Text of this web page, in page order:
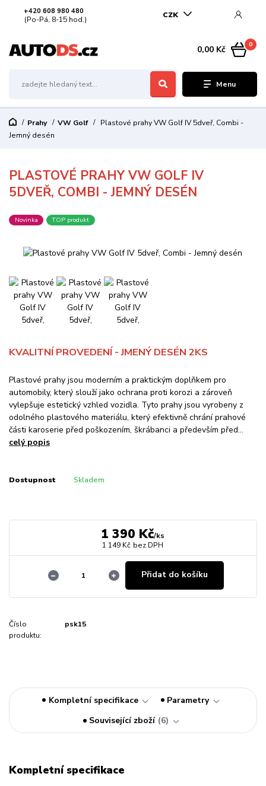
Menu
CZK
+420 608 980 480
(Po-Pá, 8-15 hod.)
0
0,00 Kč
Prahy VW Golf
Plastové prahy VW Golf IV 5dveř, Combi -
Jemný desén
PLASTOVÉ PRAHY VW GOLF IV
5DVEŘ, COMBI - JEMNÝ DESÉN
Novinka TOP produkt
KVALITNÍ PROVEDENÍ - JMENÝ DESÉN 2KS
Plastové prahy jsou moderním a praktickým doplňkem pro
automobily, který slouží jako ochrana proti korozi a zároveň
vylepšuje estetický vzhled vozidla. Tyto prahy jsou vyrobeny z
odolného plastového materiálu, který efektivně chrání prahové
části karoserie před poškozením, škrábanci a především před...
celý popis
Dostupnost Skladem
1 390 Kč/ks
1 149 Kč bez DPH
Přidat do košíku
Číslo
produktu:
psk15
Kompletní specifikace
Parametry
Související zboží 6
Kompletní specifikace